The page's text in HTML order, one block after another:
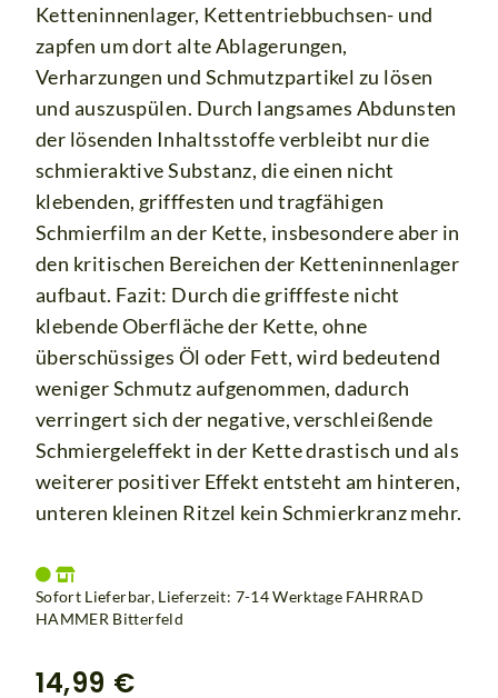
Ketteninnenlager, Kettentriebbuchsen- und
zapfen um dort alte Ablagerungen,
Verharzungen und Schmutzpartikel zu lösen
und auszuspülen. Durch langsames Abdunsten
der lösenden Inhaltsstoffe verbleibt nur die
schmieraktive Substanz, die einen nicht
klebenden, grifffesten und tragfähigen
Schmierfilm an der Kette, insbesondere aber in
den kritischen Bereichen der Ketteninnenlager
aufbaut. Fazit: Durch die grifffeste nicht
klebende Oberfläche der Kette, ohne
überschüssiges Öl oder Fett, wird bedeutend
weniger Schmutz aufgenommen, dadurch
verringert sich der negative, verschleißende
Schmiergeleffekt in der Kette drastisch und als
weiterer positiver Effekt entsteht am hinteren,
unteren kleinen Ritzel kein Schmierkranz mehr.
Sofort Lieferbar, Lieferzeit: 7-14 Werktage FAHRRAD
HAMMER Bitterfeld
14,99 €